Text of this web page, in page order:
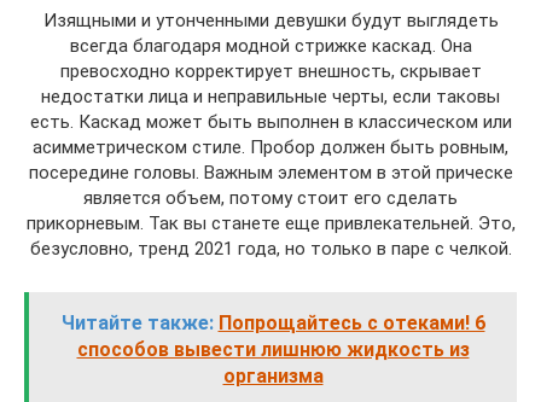
Изящными и утонченными девушки будут выглядеть
всегда благодаря модной стрижке каскад. Она
превосходно корректирует внешность, скрывает
недостатки лица и неправильные черты, если таковы
есть. Каскад может быть выполнен в классическом или
асимметрическом стиле. Пробор должен быть ровным,
посередине головы. Важным элементом в этой прическе
является объем, потому стоит его сделать
прикорневым. Так вы станете еще привлекательней. Это,
безусловно, тренд 2021 года, но только в паре с челкой.
Читайте также: Попрощайтесь с отеками! 6
способов вывести лишнюю жидкость из
организма